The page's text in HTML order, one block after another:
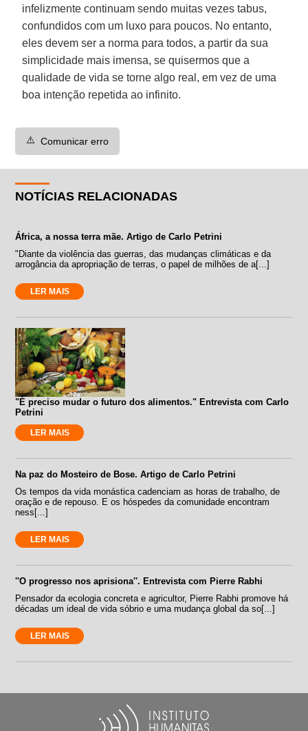
infelizmente continuam sendo muitas vezes tabus,
confundidos com um luxo para poucos. No entanto,
eles devem ser a norma para todos, a partir da sua
simplicidade mais imensa, se quisermos que a
qualidade de vida se torne algo real, em vez de uma
boa intenção repetida ao infinito.
⚠️ Comunicar erro
NOTÍCIAS RELACIONADAS
África, a nossa terra mãe. Artigo de Carlo Petrini
"Diante da violência das guerras, das mudanças climáticas e da
arrogância da apropriação de terras, o papel de milhões de a[...]
LER MAIS
"É preciso mudar o futuro dos alimentos." Entrevista com Carlo
Petrini
LER MAIS
Na paz do Mosteiro de Bose. Artigo de Carlo Petrini
Os tempos da vida monástica cadenciam as horas de trabalho, de
oração e de repouso. E os hóspedes da comunidade encontram
ness[...]
LER MAIS
''O progresso nos aprisiona''. Entrevista com Pierre Rabhi
Pensador da ecologia concreta e agricultor, Pierre Rabhi promove há
décadas um ideal de vida sóbrio e uma mudança global da so[...]
LER MAIS